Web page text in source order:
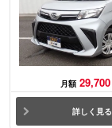
月額 29,700
詳しく見る